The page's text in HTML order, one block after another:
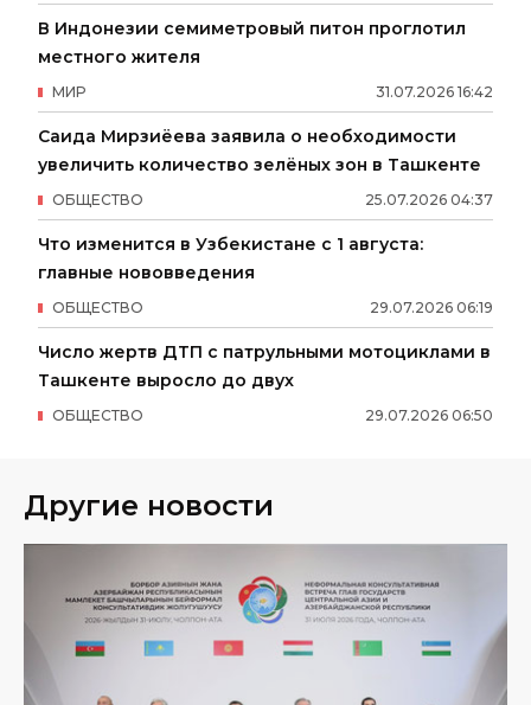
В Индонезии семиметровый питон проглотил
местного жителя
31.07.2026 16:42
МИР
Саида Мирзиёева заявила о необходимости
увеличить количество зелёных зон в Ташкенте
25.07.2026 04:37
ОБЩЕСТВО
Что изменится в Узбекистане с 1 августа:
главные нововведения
29.07.2026 06:19
ОБЩЕСТВО
Число жертв ДТП с патрульными мотоциклами в
Ташкенте выросло до двух
29.07.2026 06:50
ОБЩЕСТВО
Другие новости